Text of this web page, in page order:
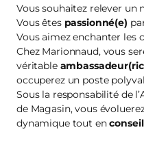
Vous souhaitez relever un
Vous êtes passionné(e)
Vous aimez enchanter les
Chez Marionnaud, vous
véritable
occuperez un poste
Sous la responsabilité de
de Magasin, vous
dynamique tout en